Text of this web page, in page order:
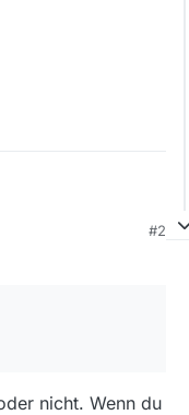
#2
nicht. Wenn du